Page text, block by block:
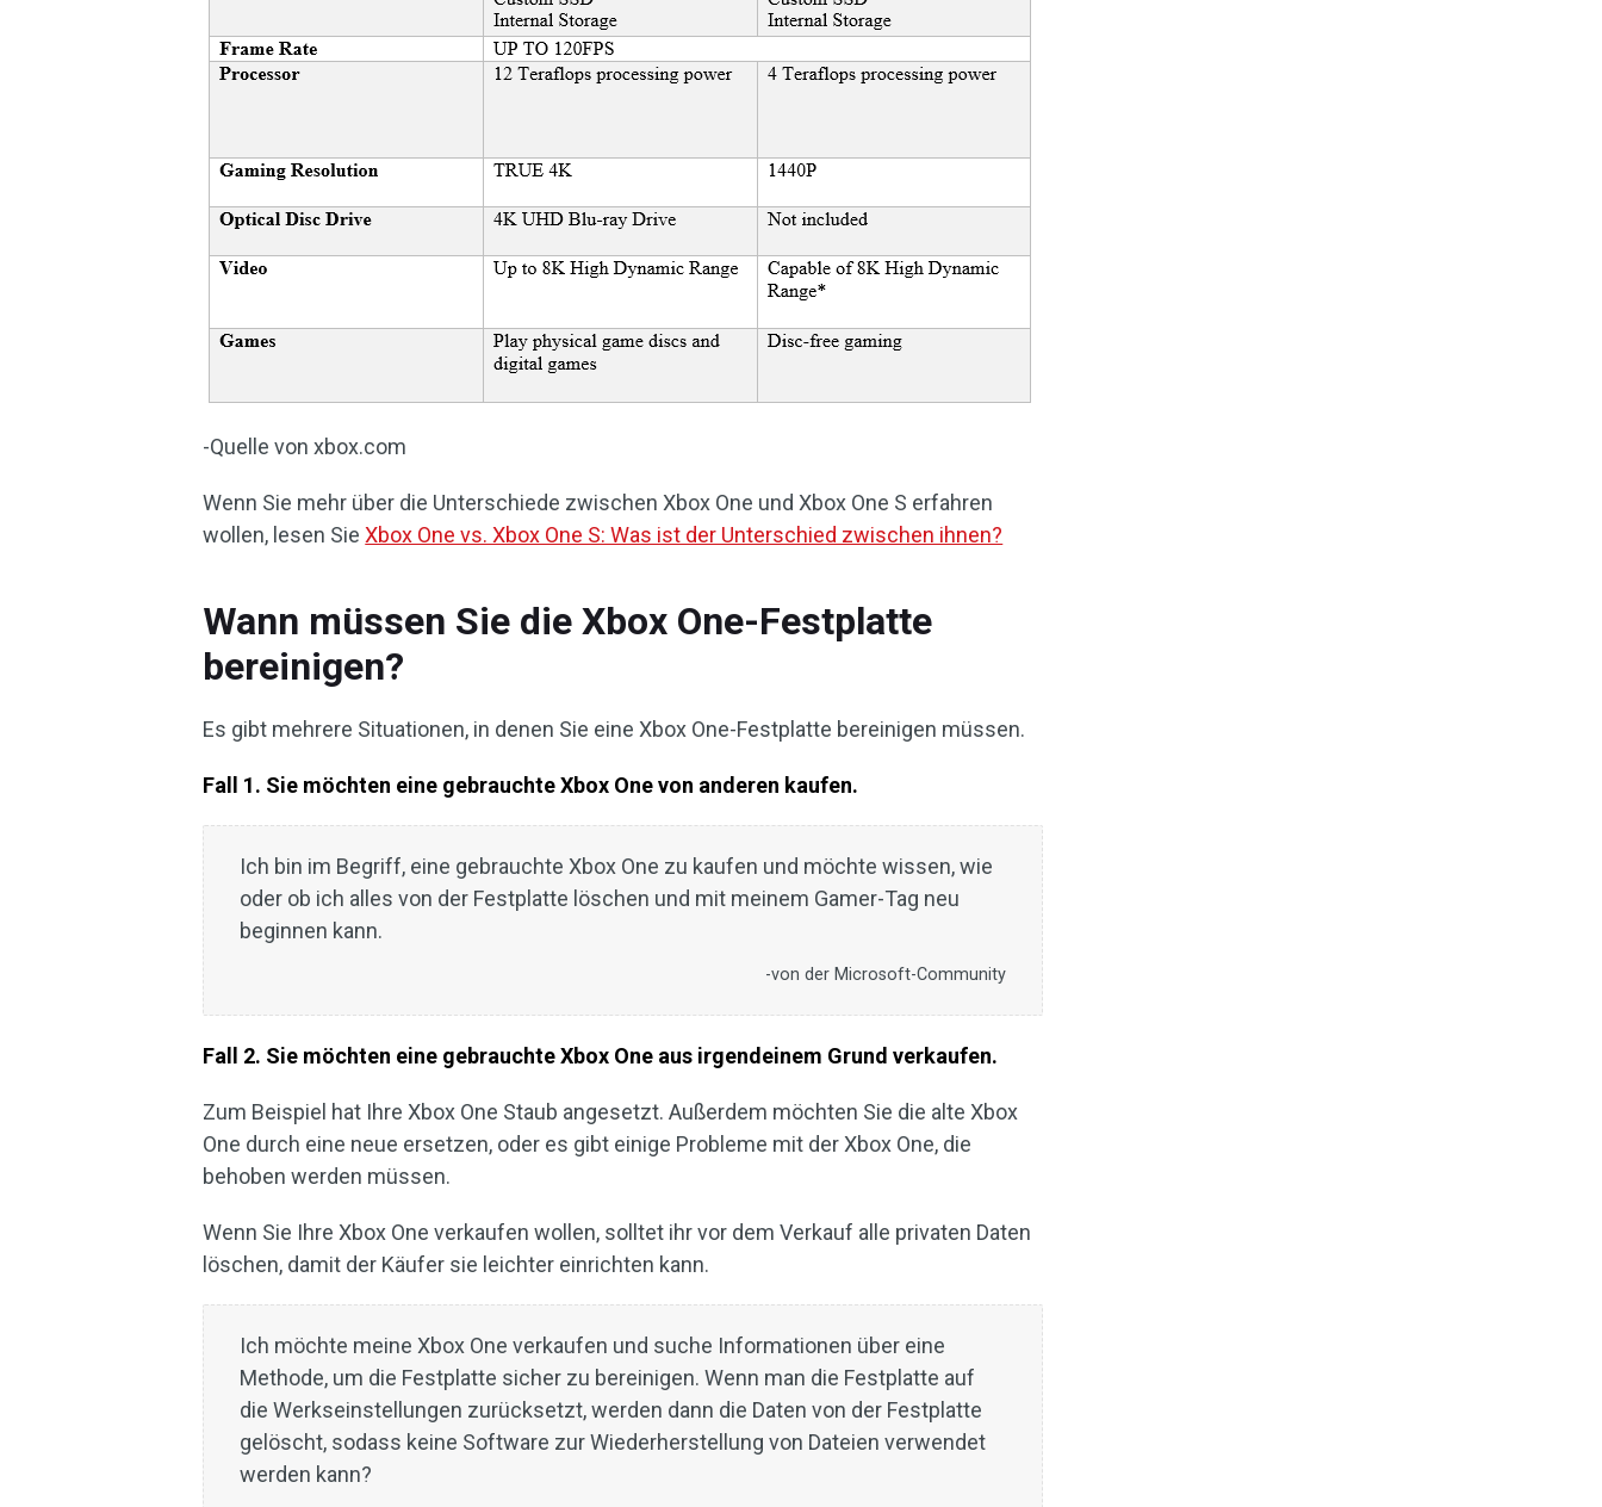
-Quelle von xbox.com
Wenn Sie mehr über die Unterschiede zwischen Xbox One und Xbox One S erfahren
wollen, lesen SieXbox One vs. Xbox One S: Was ist der Unterschied zwischen ihnen?
Wann müssen Sie die Xbox One-Festplatte
bereinigen?
Es gibt mehrere Situationen, in denen Sie eine Xbox One-Festplatte bereinigen müssen.
Fall 1. Sie möchten eine gebrauchte Xbox One von anderen kaufen.
Ich bin im Begriff, eine gebrauchte Xbox One zu kaufen und möchte wissen, wie
oder ob ich alles von der Festplatte löschen und mit meinem Gamer-Tag neu
beginnen kann.
-von der Microsoft-Community
Fall 2. Sie möchten eine gebrauchte Xbox One aus irgendeinem Grund verkaufen.
Zum Beispiel hat Ihre Xbox One Staub angesetzt. Außerdem möchten Sie die alte Xbox
One durch eine neue ersetzen, oder es gibt einige Probleme mit der Xbox One, die
behoben werden müssen.
Wenn Sie Ihre Xbox One verkaufen wollen, solltet ihr vor dem Verkauf alle privaten Daten
löschen, damit der Käufer sie leichter einrichten kann.
Ich möchte meine Xbox One verkaufen und suche Informationen über eine
Methode, um die Festplatte sicher zu bereinigen. Wenn man die Festplatte auf
die Werkseinstellungen zurücksetzt, werden dann die Daten von der Festplatte
gelöscht, sodass keine Software zur Wiederherstellung von Dateien verwendet
werden kann?